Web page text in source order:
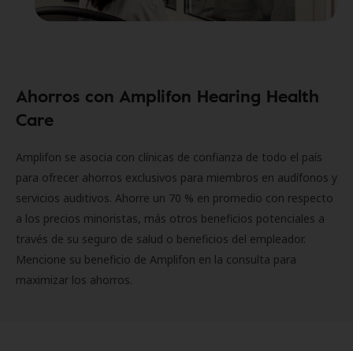
Ahorros con Amplifon Hearing Health
Care
Amplifon se asocia con clínicas de confianza de todo el país
para ofrecer ahorros exclusivos para miembros en audífonos y
servicios auditivos. Ahorre un 70 % en promedio con respecto
a los precios minoristas, más otros beneficios potenciales a
través de su seguro de salud o beneficios del empleador.
Mencione su beneficio de Amplifon en la consulta para
maximizar los ahorros.